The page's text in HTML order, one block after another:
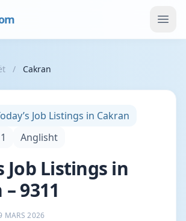
/ Cakran
Job Listings in Cakran
Anglisht
Job Listings in
9311
MARS 2026